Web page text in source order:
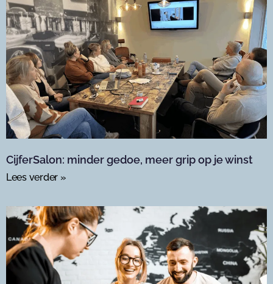
CijferSalon: minder gedoe, meer grip op je winst
Lees verder »